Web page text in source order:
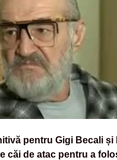
pentru Gigi Becali și
căi de atac pentru a